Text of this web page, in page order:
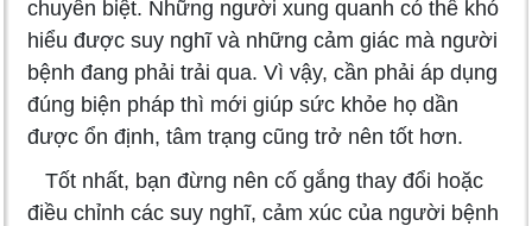
chuyên biệt. Những người xung quanh có thể khó
hiểu được suy nghĩ và những cảm giác mà người
bệnh đang phải trải qua. Vì vậy, cần phải áp dụng
đúng biện pháp thì mới giúp sức khỏe họ dần
được ổn định, tâm trạng cũng trở nên tốt hơn.
Tốt nhất, bạn đừng nên cố gắng thay đổi hoặc
điều chỉnh các suy nghĩ, cảm xúc của người bệnh